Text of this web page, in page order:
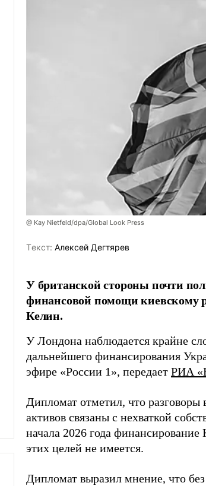
@ Kay Nietfeld/dpa/Global Look Press
Tекст: Алексей Дегтярев
У британской стороны почти
финансовой помощи киевскому
Келин.
У Лондона наблюдается крайне
дальнейшего финансирования
эфире «России 1», передает РИА
Дипломат отметил, что
активов связаны с нехваткой
начала 2026 года финансирование
этих целей не имеется.
Дипломат выразил мнение, что